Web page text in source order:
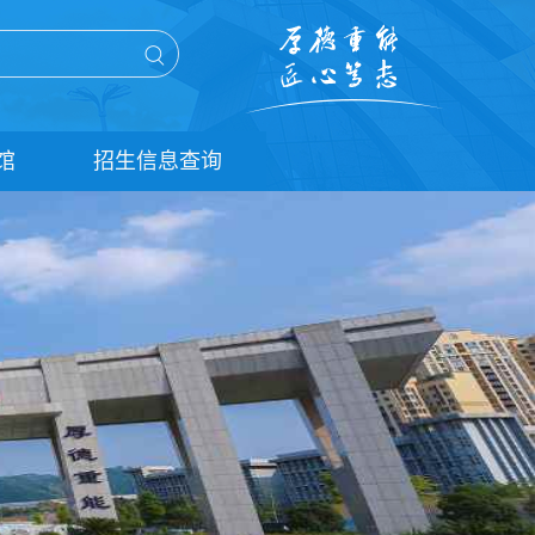
招生信息查询
单招信息查询
扩招信息查询
五年贯通培养信息查询